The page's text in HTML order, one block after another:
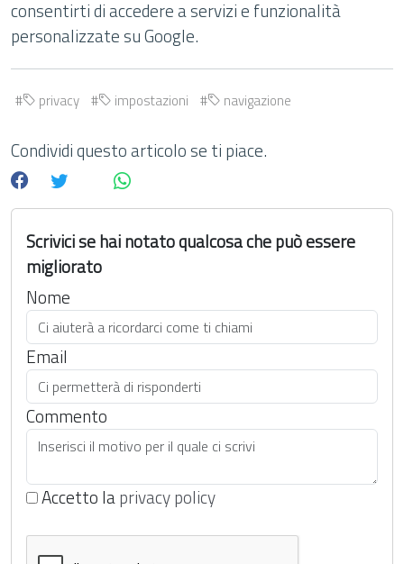
consentirti di accedere a servizi e funzionalità
personalizzate su Google.
privacy impostazioni navigazione
Condividi questo articolo se ti piace.
Scrivici se hai notato qualcosa che può essere
migliorato
Nome
Email
Commento
Accetto laprivacy policy